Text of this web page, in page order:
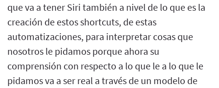
que va a tener Siri también a nivel de lo que es la
creación de estos shortcuts, de estas
automatizaciones, para interpretar cosas que
nosotros le pidamos porque ahora su
comprensión con respecto a lo que le a lo que le
pidamos va a ser real a través de un modelo de